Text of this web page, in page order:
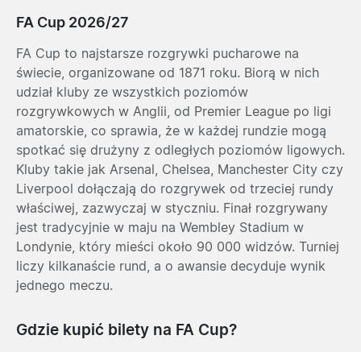
FA Cup 2026/27
FA Cup to najstarsze rozgrywki pucharowe na
świecie, organizowane od 1871 roku. Biorą w nich
udział kluby ze wszystkich poziomów
rozgrywkowych w Anglii, od Premier League po ligi
amatorskie, co sprawia, że w każdej rundzie mogą
spotkać się drużyny z odległych poziomów ligowych.
Kluby takie jak Arsenal Chelsea Manchester City czy
Liverpool dołączają do rozgrywek od trzeciej rundy
właściwej, zazwyczaj w styczniu. Finał rozgrywany
jest tradycyjnie w maju na Wembley Stadium w
Londynie, który mieści około 90 000 widzów. Turniej
liczy kilkanaście rund, a o awansie decyduje wynik
jednego meczu.
Gdzie kupić bilety na FA Cup?